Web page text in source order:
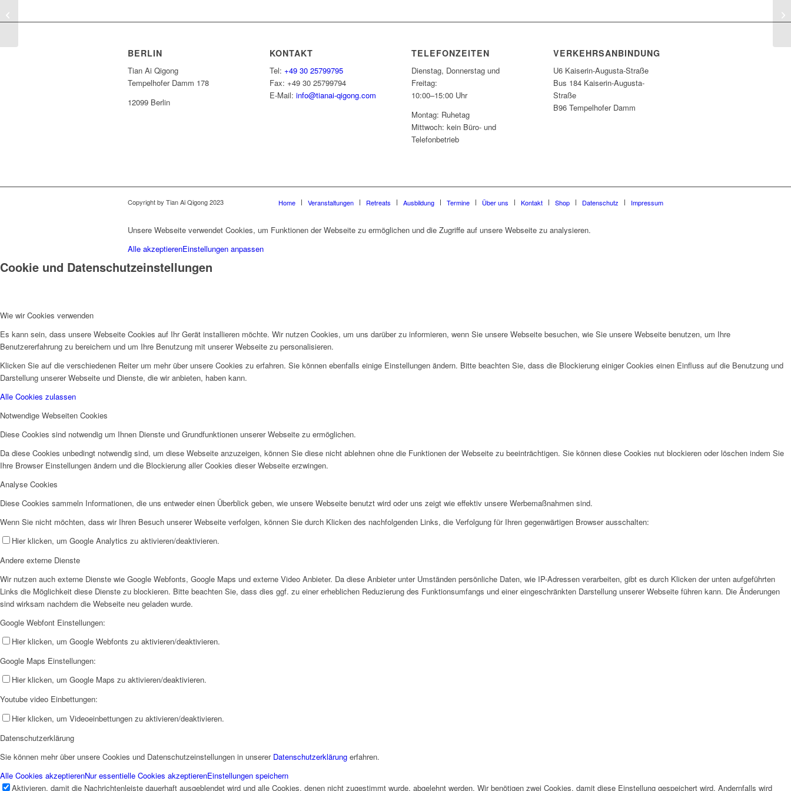
BERLIN
Tian Ai Qigong
Tempelhofer Damm 178
12099 Berlin
KONTAKT
Tel:+49 30 25799795
Fax: +49 30 25799794
E-Mail:info@tianai-qigong.com
TELEFONZEITEN
Dienstag, Donnerstag und
Freitag:
10:00–15:00 Uhr
Montag: Ruhetag
Mittwoch: kein Büro- und
Telefonbetrieb
VERKEHRSANBINDUNG
U6 Kaiserin-Augusta-Straße
Bus 184 Kaiserin-Augusta-
Straße
B96 Tempelhofer Damm
Copyright by Tian Ai Qigong 2023 Home Veranstaltungen Retreats Ausbildung Termine Über uns Kontakt Shop Datenschutz Impressum
Unsere Webseite verwendet Cookies, um Funktionen der Webseite zu ermöglichen und die Zugriffe auf unsere Webseite zu analysieren.
Alle akzeptierenEinstellungen anpassen
Cookie und Datenschutzeinstellungen
Wie wir Cookies verwenden
Es kann sein, dass unsere Webseite Cookies auf Ihr Gerät installieren möchte. Wir nutzen Cookies, um uns darüber zu informieren, wenn Sie unsere Webseite besuchen, wie Sie unsere Webseite benutzen, um Ihre
Benutzererfahrung zu bereichern und um Ihre Benutzung mit unserer Webseite zu personalisieren.
Klicken Sie auf die verschiedenen Reiter um mehr über unsere Cookies zu erfahren. Sie können ebenfalls einige Einstellungen ändern. Bitte beachten Sie, dass die Blockierung einiger Cookies einen Einfluss auf die Benutzung und
Darstellung unserer Webseite und Dienste, die wir anbieten, haben kann.
Alle Cookies zulassen
Notwendige Webseiten Cookies
Diese Cookies sind notwendig um Ihnen Dienste und Grundfunktionen unserer Webseite zu ermöglichen.
Da diese Cookies unbedingt notwendig sind, um diese Webseite anzuzeigen, können Sie diese nicht ablehnen ohne die Funktionen der Webseite zu beeinträchtigen. Sie können diese Cookies nut blockieren oder löschen indem Sie
Ihre Browser Einstellungen ändern und die Blockierung aller Cookies dieser Webseite erzwingen.
Analyse Cookies
Diese Cookies sammeln Informationen, die uns entweder einen Überblick geben, wie unsere Webseite benutzt wird oder uns zeigt wie effektiv unsere Werbemaßnahmen sind.
Wenn Sie nicht möchten, dass wir Ihren Besuch unserer Webseite verfolgen, können Sie durch Klicken des nachfolgenden Links, die Verfolgung für Ihren gegenwärtigen Browser ausschalten:
Hier klicken, um Google Analytics zu aktivieren/deaktivieren.
Andere externe Dienste
Wir nutzen auch externe Dienste wie Google Webfonts, Google Maps und externe Video Anbieter. Da diese Anbieter unter Umständen persönliche Daten, wie IP-Adressen verarbeiten, gibt es durch Klicken der unten aufgeführten
Links die Möglichkeit diese Dienste zu blockieren. Bitte beachten Sie, dass dies ggf. zu einer erheblichen Reduzierung des Funktionsumfangs und einer eingeschränkten Darstellung unserer Webseite führen kann. Die Änderungen
sind wirksam nachdem die Webseite neu geladen wurde.
Google Webfont Einstellungen:
Hier klicken, um Google Webfonts zu aktivieren/deaktivieren.
Google Maps Einstellungen:
Hier klicken, um Google Maps zu aktivieren/deaktivieren.
Youtube video Einbettungen:
Hier klicken, um Videoeinbettungen zu aktivieren/deaktivieren.
Datenschutzerklärung
Sie können mehr über unsere Cookies und Datenschutzeinstellungen in unserer Datenschutzerklärung erfahren.
Alle Cookies akzeptierenNur essentielle Cookies akzeptierenEinstellungen speichern
Aktivieren, damit die Nachrichtenleiste dauerhaft ausgeblendet wird und alle Cookies, denen nicht zugestimmt wurde, abgelehnt werden. Wir benötigen zwei Cookies, damit diese Einstellung gespeichert wird. Andernfalls wird